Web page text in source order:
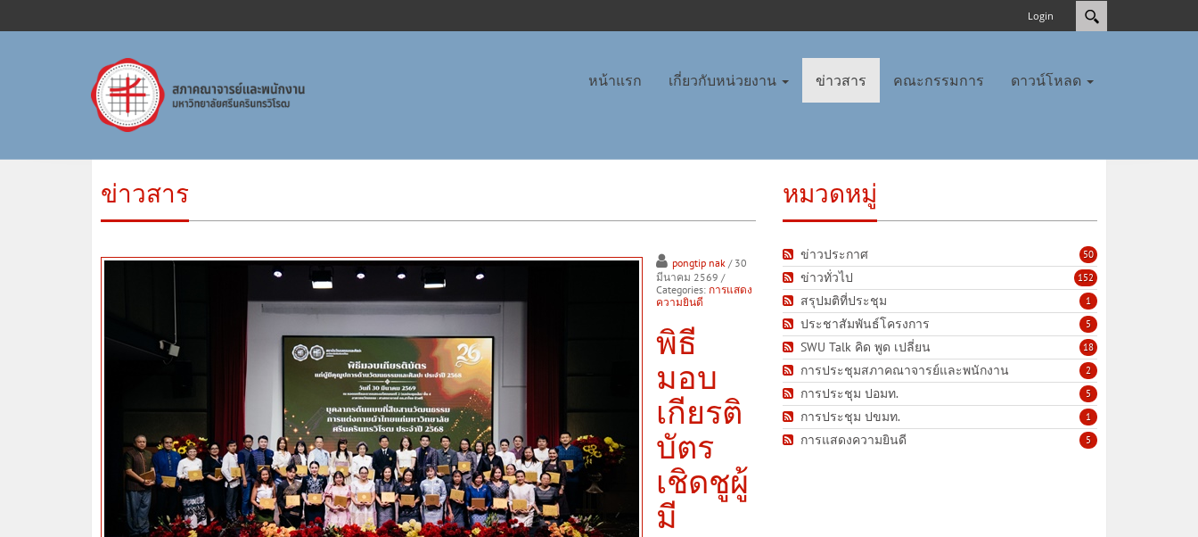
Login
หน้าแรก เกี่ยวกับหน่วยงาน ข่าวสาร คณะกรรมการ ดาวน์โหลด
ข่าวสาร
pongtip nak / 30
มีนาคม 2569 /
Categories: การแสดง
ความยินดี
พิธี
มอบ
เกียรติ
บัตร
เชิดชูผู้
มี
หมวดหมู่
50
ข่าวประกาศ
152
ข่าวทั่วไป
1
สรุปมติที่ประชุม
5
ประชาสัมพันธ์โครงการ
18
SWU Talk คิด พูด เปลี่ยน
2
การประชุมสภาคณาจารย์และพนักงาน
5
การประชุม ปอมท.
1
การประชุม ปขมท.
5
การแสดงความยินดี